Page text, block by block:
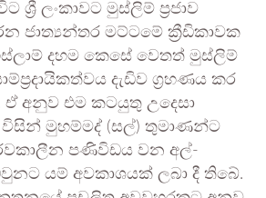
ශ්‍රී ලංකාවට මුස්ලිම් ප්‍රජාව
ජාත්‍යන්තර මට්ටමේ ක්‍රීඩිකාවක
දහම කෙසේ වෙතත් මුස්ලිම්
දැඩිව ග්‍රහණය කර
අනුව එම කටයුතු උදෙසා
විසින් මුහම්මද් (සල්) තුමාණන්ට
පණිවිඩය වන අල්-
යම් අවකාශයක් ලබා දී තිබේ.